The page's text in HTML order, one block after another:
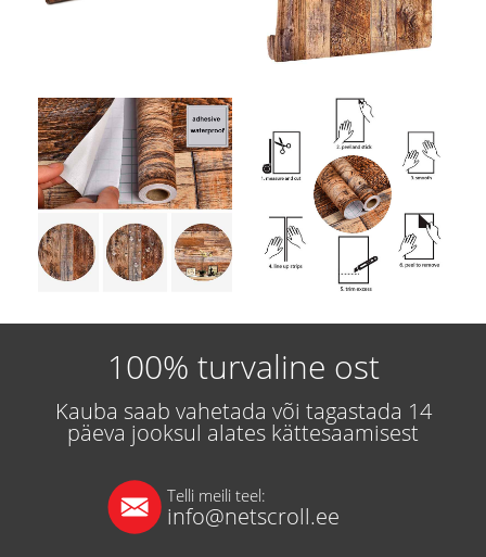
100% turvaline ost
Kauba saab vahetada või tagastada 14
päeva jooksul alates kättesaamisest
Telli meili teel:
info@netscroll.ee